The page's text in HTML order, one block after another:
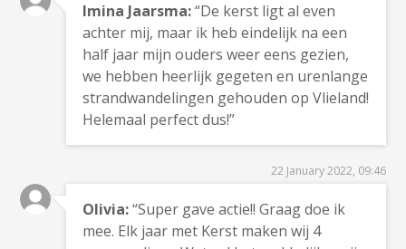
Imina Jaarsma:“De kerst ligt al even
achter mij, maar ik heb eindelijk na een
half jaar mijn ouders weer eens gezien,
we hebben heerlijk gegeten en urenlange
strandwandelingen gehouden op Vlieland!
Helemaal perfect dus!”
22 January 2022, 09:46
Olivia:“Super gave actie!! Graag doe ik
mee. Elk jaar met Kerst maken wij 4